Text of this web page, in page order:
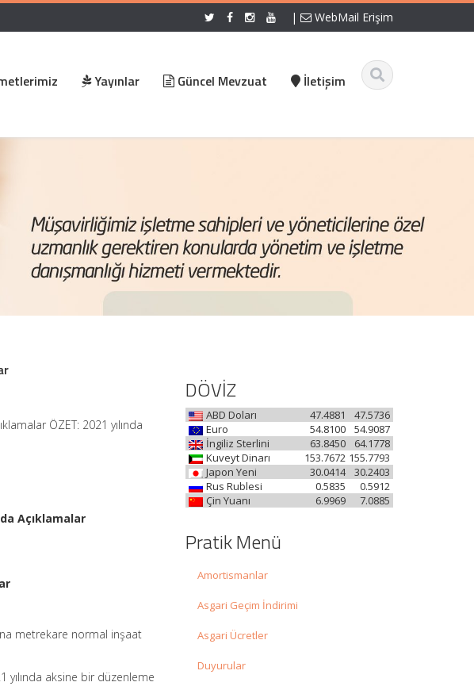
| WebMail Erişim
Yayınlar Güncel Mevzuat İletişim
ÖZET: 2021 yılında
Açıklamalar
metrekare normal inşaat
yılında aksine bir düzenleme
DÖVİZ
ABD Doları 47.5736
47.4881
Euro
54.9087
54.8100
İngiliz Sterlini
64.1778
63.8450
Kuveyt Dinarı
155.7793
153.7672
Japon Yeni
30.2403
30.0414
Rus Rublesi
0.5912
0.5835
Çin Yuanı
7.0885
6.9969
Pratik Menü
Amortismanlar
Asgari Geçim İndirimi
Asgari Ücretler
Duyurular